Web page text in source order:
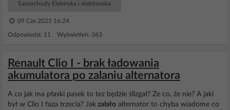
Samochody Elektryka i elektronika
09 Cze 2025 16:24
Odpowiedzi: 11 Wyświetleń: 363
Renault Clio I - brak ładowania
akumulatora po zalaniu alternatora
A co jak ma płaski pasek to tez będzie ślizgał? Ze co, że nie? A jaki
był w Clio I faza trzecia? Jak zalało alternator to chyba wiadome co